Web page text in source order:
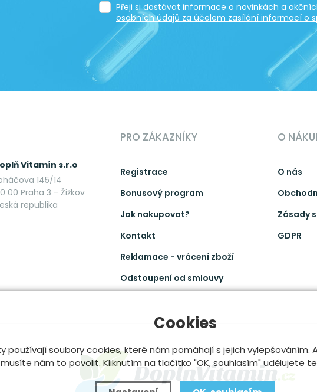
Přeji si dostávat informace o novinkách a
osobních údajů za účelem zasílání informací o
Vitamín s.r.o
145/14
00 Praha 3 - Žižkov
republika
PRO ZÁKAZNÍKY
Registrace
Bonusový program
Jak nakupovat?
Kontakt
Reklamace - vrácení zboží
Odstoupení od smlouvy
O
O nás
Zásady
GDPR
Cookies
používají soubory cookies, které nám pomáhají s jejich vylepšováním.
musíte nám to povolit. Kliknutím na tlačítko "OK, souhlasím" udělujete